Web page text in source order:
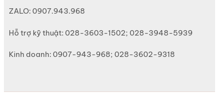
ZALO: 0907.943.968
Hỗ trợ kỹ thuật: 028-3603-1502; 028-3948-5939
Kinh doanh: 0907-943-968; 028-3602-9318